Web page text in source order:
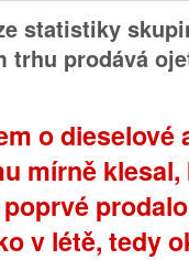
statistiky
trhu prodává
o dieselové
mírně
v létě, tedy